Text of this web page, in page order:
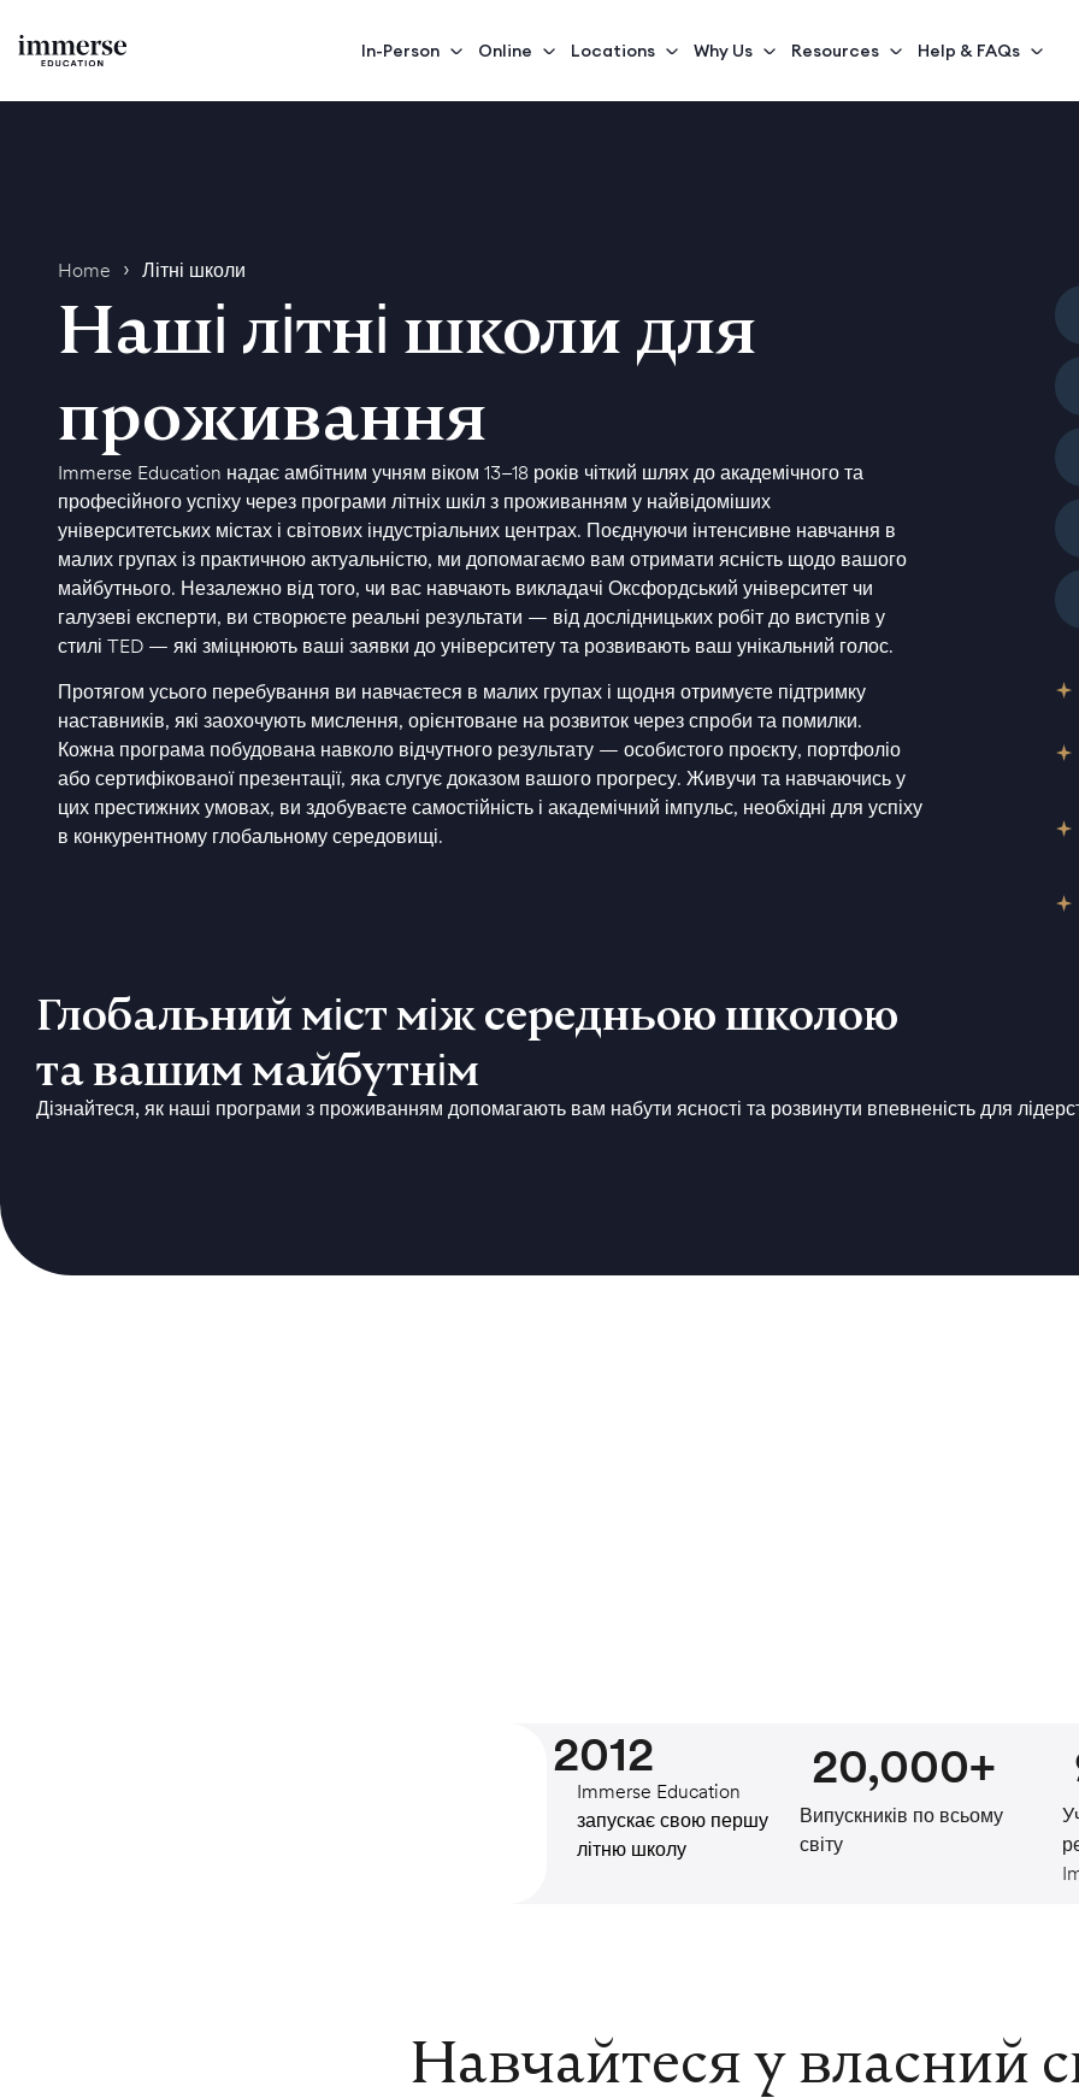
In-Person Online Locations Why Us Resources Help & FAQs
Home › Літні школи
Наші літні школи для
проживання
Immerse Education надає амбітним учням віком 13–18 років чіткий шлях до академічного та
професійного успіху через програми літніх шкіл з проживанням у найвідоміших
університетських містах і світових індустріальних центрах. Поєднуючи інтенсивне навчання в
малих групах із практичною актуальністю, ми допомагаємо вам отримати ясність щодо вашого
майбутнього. Незалежно від того, чи вас навчають викладачі Оксфордський університет чи
галузеві експерти, ви створюєте реальні результати — від дослідницьких робіт до виступів у
стилі TED — які зміцнюють ваші заявки до університету та розвивають ваш унікальний голос.
Протягом усього перебування ви навчаєтеся в малих групах і щодня отримуєте підтримку
наставників, які заохочують мислення, орієнтоване на розвиток через спроби та помилки.
Кожна програма побудована навколо відчутного результату — особистого проєкту, портфоліо
або сертифікованої презентації, яка слугує доказом вашого прогресу. Живучи та навчаючись у
цих престижних умовах, ви здобуваєте самостійність і академічний імпульс, необхідні для успіху
в конкурентному глобальному середовищі.
Глобальний міст між середньою школою
та вашим майбутнім
Дізнайтеся, як наші програми з проживанням допомагають вам набути ясності та розвинути впевненість для
2012
Immerse Education
запускає свою першу
літню школу
20,000+
Випускників по всьому
світу
Навчайтеся у власний